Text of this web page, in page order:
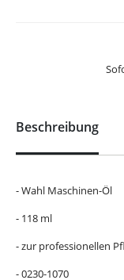
Beschreibung
- Wahl Maschinen-Öl
- 118 ml
- zur professionellen
- 0230-1070